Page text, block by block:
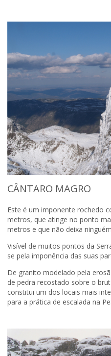
CÂNTARO MAGRO
Este é um imponente rochedo
metros, que atinge no ponto
metros e que não deixa
Visível de muitos pontos da
se pela imponência das suas
De granito modelado pela
de pedra recostado sobre o
constitui um dos locais mais
para a prática de escalada na